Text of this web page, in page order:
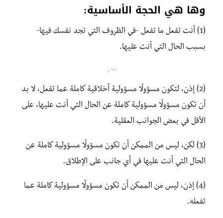
وها هي الحجة الأساسية:
(1) أنت تفعل ما تفعل -في الظروف التي تجد نفسك فيها-
بسبب الحال التي أنت عليها.
إعلان
(2) إذن، لتكون مسؤولًا مسؤولية أخلاقية كاملة عما تفعل، لا بد
أن تكون مسؤولًا مسؤولية كاملة عن الحال التي أنت عليها، على
الأقل في بعض الجوانب العقلية.
(3) لكن، ليس من الممكن أن تكون مسؤولًا مسؤولية كاملة عن
الحال التي أنت عليها في أي جانب على الإطلاق.
(4) إذن، ليس من الممكن أن تكون مسؤولًا مسؤولية كاملة عما
تفعله.